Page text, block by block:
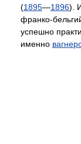
(1895—1896).
франко-
успешно
именно